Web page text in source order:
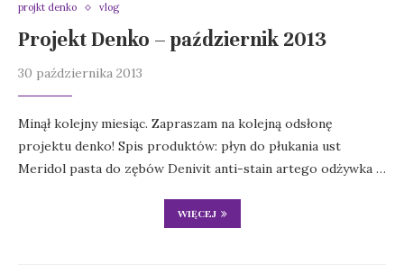
projkt denko vlog
Projekt Denko – październik 2013
30 października 2013
Minął kolejny miesiąc. Zapraszam na kolejną odsłonę
projektu denko! Spis produktów: płyn do płukania ust
Meridol pasta do zębów Denivit anti-stain artego odżywka …
WIĘCEJ